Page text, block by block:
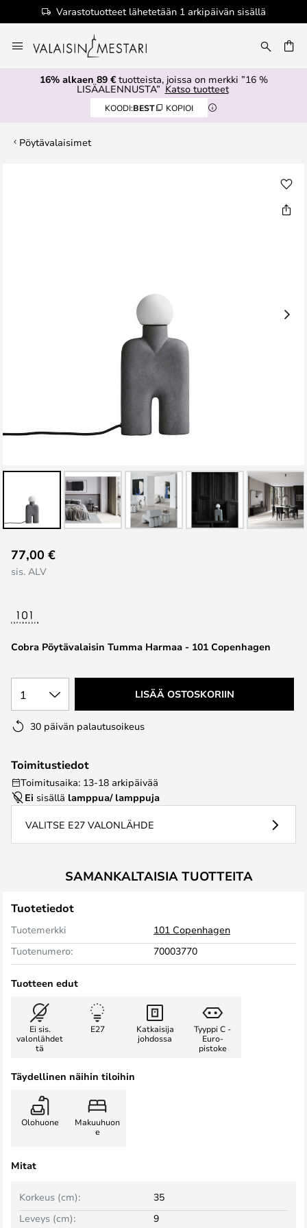
Varastotuotteet lähetetään 1 arkipäivän sisällä
to
Content
16% alkaen 89 €tuotteista, joissa on merkki ”16 %
LISÄALENNUSTA” Katso tuotteet
KOODI:BEST KOPIOI
Pöytävalaisimet
to
the
the
images
Cobra Pöytävalaisin Tumma Harmaa - 101 Copenhagen
77,00 €
sis. ALV
1 LISÄÄ OSTOSKORIIN
30 päivän palautusoikeus
Toimitustiedot
Toimitusaika: 13-18 arkipäivää
Ei sisällä lamppua/ lamppuja
VALITSE E27 VALONLÄHDE
SAMANKALTAISIA TUOTTEITA
Tuotetiedot
Tuotemerkki
101 Copenhagen
Tuotenumero:
70003770
Tuotteen edut
Ei sis.
valonlähdet
tä
E27
Katkaisija
johdossa
Tyyppi C -
Euro-
pistoke
Täydellinen näihin tiloihin
Olohuone
Makuuhuon
e
Mitat
Leveys (cm): 9
Korkeus (cm): 35